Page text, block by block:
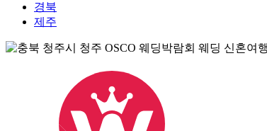
경북
제주